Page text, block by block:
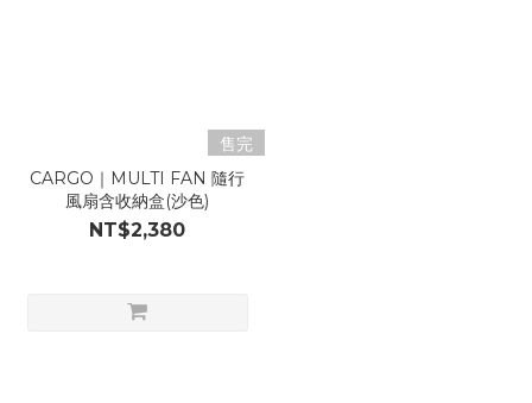
售完
CARGO｜MULTI FAN 隨行
風扇含收納盒(沙色)
NT$2,380